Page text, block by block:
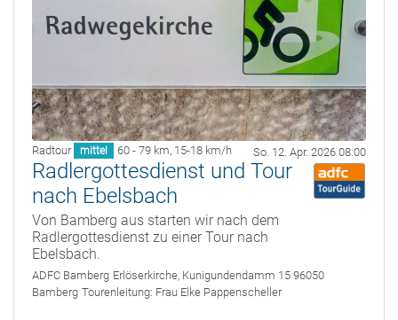
Radtour mittel 60 - 79 km, 15-18 km/h So. 12. Apr. 2026 08:00
Radlergottesdienst und Tour
nach Ebelsbach
Von Bamberg aus starten wir nach dem
Radlergottesdienst zu einer Tour nach
Ebelsbach.
ADFC Bamberg Erlöserkirche, Kunigundendamm 15 96050
Bamberg Tourenleitung: Frau Elke Pappenscheller